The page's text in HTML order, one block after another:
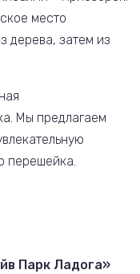
место
дерева, затем из
Мы предлагаем
перешейка.
Парк Ладога»